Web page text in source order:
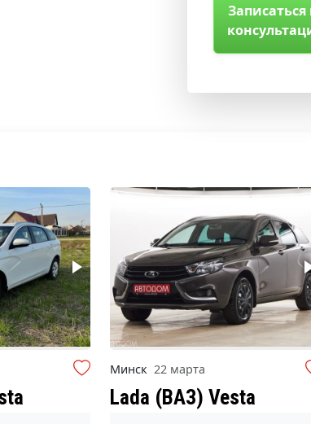
Записаться
Минск 22 марта
Lada (ВАЗ) Vesta